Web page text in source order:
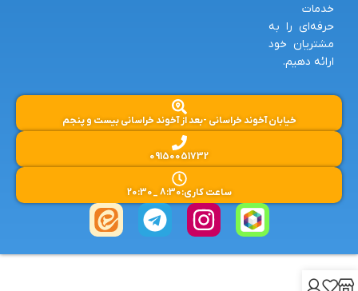
خدمات
حرفه‌ای را به
مشتریان خود
ارائه دهیم.
خیابان آخوند خراسانی -بعد از آخوند خراسانی بیست و پنجم
09150051732
ساعت کاری:8:30 _20:30